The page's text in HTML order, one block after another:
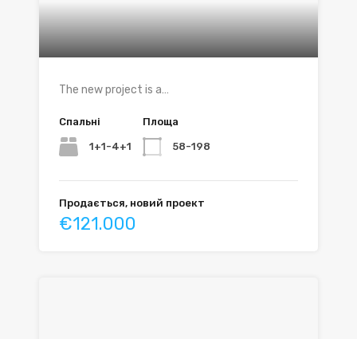
The new project is a…
Спальні
1+1-4+1
Площа
58-198
Продається, новий проект
€121.000